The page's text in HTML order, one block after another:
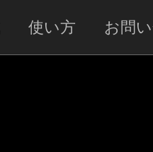
使い方 お問